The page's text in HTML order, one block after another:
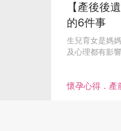
懷孕心得．產
【產後後
的6件事
生兒育女是媽
及心理都有影